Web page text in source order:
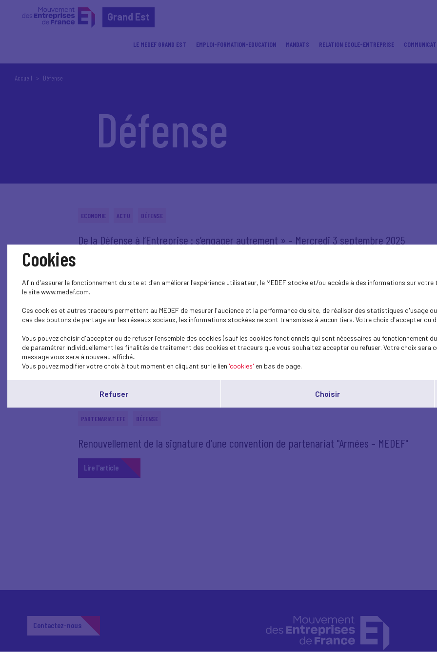
Grand Est
LE MEDEF GRAND EST EMPLOI-FORMATION-EDUCATION MANDATS RELATION ECOLE-ENTREPRISE
Accueil Défense
Défense
ECONOMIE ACTU DÉFENSE
De la Défense à l’Entreprise : s’engager autrement » – Mercredi 3 septembre 2025
ECONOMIE ET COMPÉTITIVITÉ EMPLOI-FORMATION ÉVÉNEMENT EFE ACTU DÉFENSE
Webinaire Armée : défense, économie, emploi
Lire l'article
PARTENARIAT EFE DÉFENSE
Renouvellement de la signature d’une convention de partenariat "Armées – MEDEF"
Lire l'article
Contactez-nous
Cookies
Afin d'assurer le fonctionnement du site et d'en améliorer l'expérience utilisateur, le MEDEF stocke et/ou accède à des informations sur
le site www.medef.com.
Ces cookies et autres traceurs permettent au MEDEF de mesurer l'audience et la performance du site, de réaliser des statistiques d'usage
cas des boutons de partage sur les réseaux sociaux, les informations stockées ne sont transmises à aucun tiers. Votre choix d'accepter
Vous pouvez choisir d'accepter ou de refuser l'ensemble des cookies (sauf les cookies fonctionnels qui sont nécessaires au fonctionnement
de paramétrer individuellement les finalités de traitement des cookies et traceurs que vous souhaitez accepter ou refuser. Votre choix sera
message vous sera à nouveau affiché..
Vous pouvez modifier votre choix à tout moment en cliquant sur le lien 'cookies' en bas de page.
Refuser Choisir